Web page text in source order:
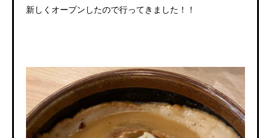
新しくオープンしたので行ってきました！！